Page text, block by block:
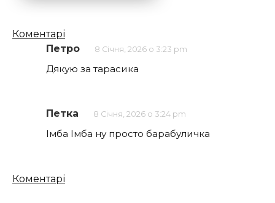
Кількість
коментарів
Коментарі
Петро
8 Січня, 2026 о 3:23 pm
Дякую за тарасика
Петка 8 Січня, 2026 о 3:24 pm
Імба Імба ну просто барабуличка
Кількість
Коментарі